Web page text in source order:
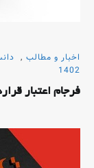
اخبار و مطالب ,
1402
فرجام اعتبار